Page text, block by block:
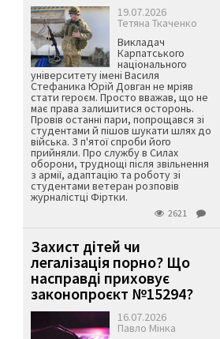
19.07.2026
Тетяна Ткаченко
Викладач
Карпатського
національного
університету імені Василя
Стефаника Юрій Довган не мріяв
стати героєм. Просто вважав, що не
має права залишитися осторонь.
Провів останні пари, попрощався зі
студентами й пішов шукати шлях до
війська. З п'ятої спроби його
прийняли. Про службу в Силах
оборони, труднощі після звільнення
з армії, адаптацію та роботу зі
студентами ветеран розповів
журналістці Фіртки.
2621
Захист дітей чи
легалізація порно? Що
насправді приховує
законопроєкт №15294?
16.07.2026
Павло Мінка